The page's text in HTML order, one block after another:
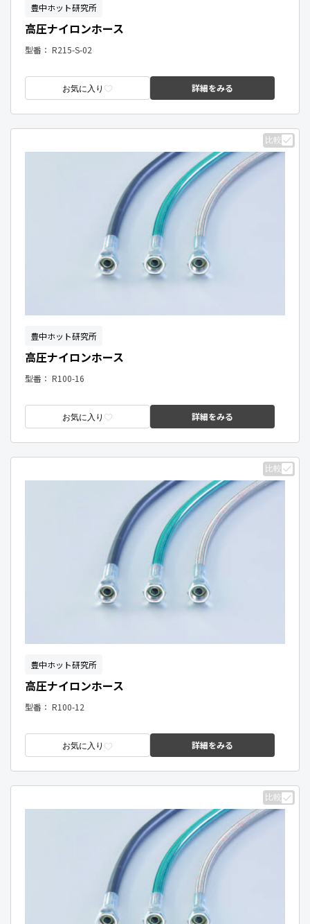
豊中ホット研究所
高圧ナイロンホース
型番： R215-S-02
お気に入り 詳細をみる
比較
豊中ホット研究所
高圧ナイロンホース
型番： R100-16
お気に入り 詳細をみる
比較
豊中ホット研究所
高圧ナイロンホース
型番： R100-12
お気に入り 詳細をみる
比較